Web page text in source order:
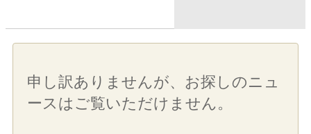
申し訳ありませんが、お探しのニュ
ースはご覧いただけません。